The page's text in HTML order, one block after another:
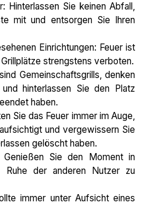
Hinterlassen Sie keinen Abfall,
mit und entsorgen Sie Ihren
Einrichtungen: Feuer ist
strengstens verboten.
Gemeinschaftsgrills, denken
hinterlassen Sie den Platz
haben.
Sie das Feuer immer im Auge,
und vergewissern Sie
gelöscht haben.
Sie den Moment in
Ruhe der anderen Nutzer zu
immer unter Aufsicht eines